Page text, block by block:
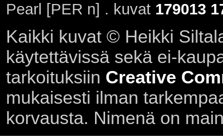
Pearl [PER n] . kuvat 179013
Kaikki kuvat © Heikki
käytettävissä sekä ei-
tarkoituksiin Creative
mukaisesti ilman
korvausta. Nimenä on